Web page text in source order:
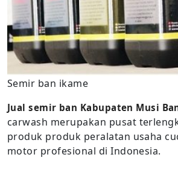
Semir ban ikame
Jual semir ban Kabupaten Musi
carwash merupakan pusat
produk produk peralatan usaha
motor profesional di Indonesia.